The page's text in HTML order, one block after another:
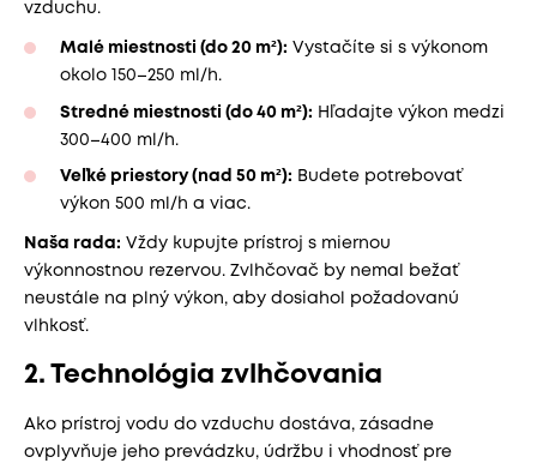
vzduchu.
Malé miestnosti (do 20 m²): Vystačíte si s výkonom
okolo 150–250 ml/h.
Stredné miestnosti (do 40 m²): Hľadajte výkon medzi
300–400 ml/h.
Veľké priestory (nad 50 m²): Budete potrebovať
výkon 500 ml/h a viac.
Naša rada: Vždy kupujte prístroj s miernou
výkonnostnou rezervou. Zvlhčovač by nemal bežať
neustále na plný výkon, aby dosiahol požadovanú
vlhkosť.
2. Technológia zvlhčovania
Ako prístroj vodu do vzduchu dostáva, zásadne
ovplyvňuje jeho prevádzku, údržbu i vhodnosť pre